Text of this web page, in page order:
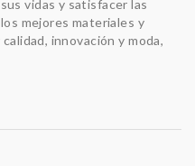
vidas y satisfacer las
mejores materiales y
innovación y moda,